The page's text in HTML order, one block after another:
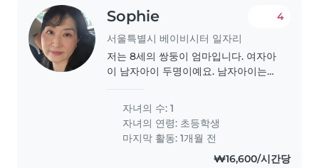
Sophie
서울특별시 베이비시터 일자리
4
저는 8세의 쌍둥이 엄마입니다. 여자아
이 남자아이 두명이예요. 남자아이는
해요. 주중에 아이들 숙제를 함께해주
거나 책을 읽고 활동해줄 영어사용이가
능한 시터를 구하고 있어요. 재미있게
함께 지내주실분이면 좋을것같아요. 1
자녀의 수: 1
자녀의 연령: 초등학생
마지막 활동: 1개월 전
₩16,600/시간당